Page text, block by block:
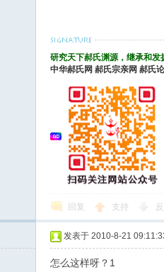
研究天下郝氏渊源，继承和发
中华郝氏网 郝氏宗亲网 郝氏
回复 支持
发表于 2010-8-21
怎么这样呀？1